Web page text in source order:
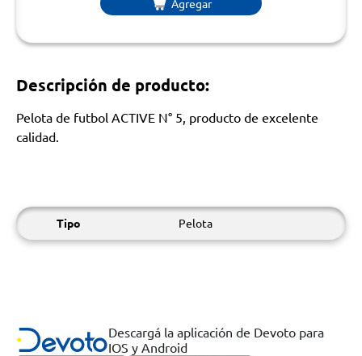
Descripción de producto:
Pelota de futbol ACTIVE N° 5, producto de excelente
calidad.
Tipo Pelota
Descargá la aplicación de Devoto para
IOS y Android